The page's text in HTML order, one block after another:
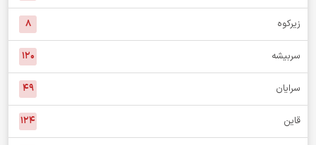
زیرکوه ۸
سربیشه ۱۲۰
سرایان ۴۹
قاین ۱۲۴